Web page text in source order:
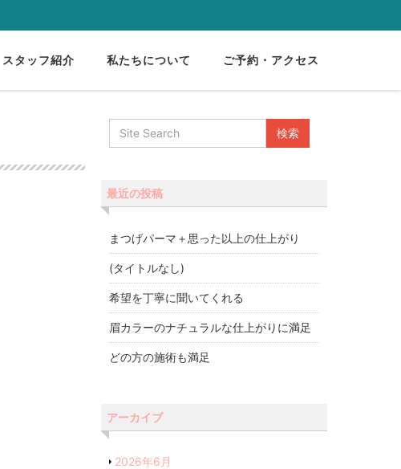
スタッフ紹介 私たちについて ご予約・アクセス
最近の投稿
まつげパーマ＋思った以上の仕上がり
(タイトルなし)
希望を丁寧に聞いてくれる
眉カラーのナチュラルな仕上がりに満足
どの方の施術も満足
アーカイブ
2026年6月